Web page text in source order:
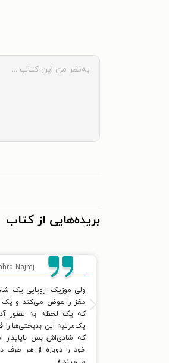
بریده‌هایی از کتاب
Najmj
ولی موزیک اروپایی یک
مغز را عوض می‌کند و یک
که یک لحظه به تصور
یک‌مرتبه این بدبختی‌ها
که شادی‌اش بس
خود را دوباره از هر طرف